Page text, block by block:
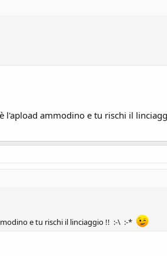
l'apload ammodino e tu rischi il
e tu rischi il linciaggio !! :-\ :-*